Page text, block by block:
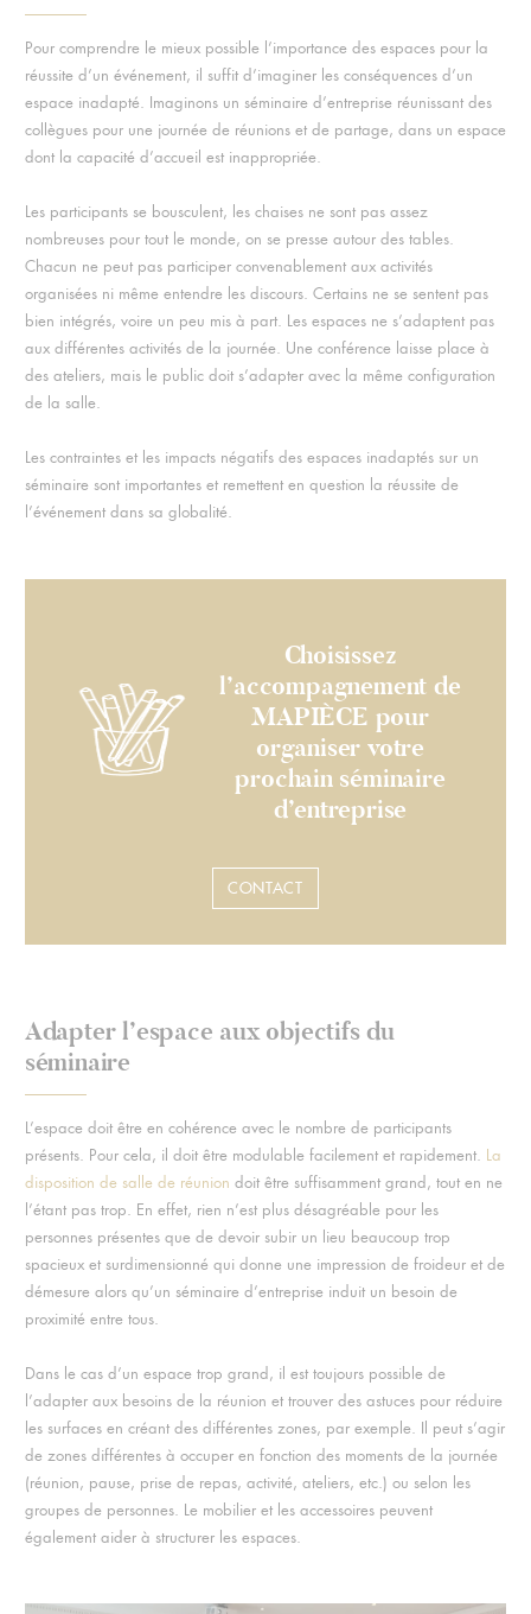
Pour comprendre le mieux possible l’importance des espaces pour la
réussite d’un événement, il suffit d’imaginer les conséquences d’un
espace inadapté. Imaginons un séminaire d’entreprise réunissant des
collègues pour une journée de réunions et de partage, dans un espace
dont la capacité d’accueil est inappropriée.
Les participants se bousculent, les chaises ne sont pas assez
nombreuses pour tout le monde, on se presse autour des tables.
Chacun ne peut pas participer convenablement aux activités
organisées ni même entendre les discours. Certains ne se sentent pas
bien intégrés, voire un peu mis à part. Les espaces ne s’adaptent pas
aux différentes activités de la journée. Une conférence laisse place à
des ateliers, mais le public doit s’adapter avec la même configuration
de la salle.
Les contraintes et les impacts négatifs des espaces inadaptés sur un
séminaire sont importantes et remettent en question la réussite de
l’événement dans sa globalité.
Choisissez
l’accompagnement de
MAPIÈCE pour
organiser votre
prochain séminaire
d’entreprise
CONTACT
Adapter l’espace aux objectifs du
séminaire
L’espace doit être en cohérence avec le nombre de participants
présents. Pour cela, il doit être modulable facilement et rapidement. La
disposition de salle de réunion doit être suffisamment grand, tout en ne
l’étant pas trop. En effet, rien n’est plus désagréable pour les
personnes présentes que de devoir subir un lieu beaucoup trop
spacieux et surdimensionné qui donne une impression de froideur et de
démesure alors qu’un séminaire d’entreprise induit un besoin de
proximité entre tous.
Dans le cas d’un espace trop grand, il est toujours possible de
l’adapter aux besoins de la réunion et trouver des astuces pour réduire
les surfaces en créant des différentes zones, par exemple. Il peut s’agir
de zones différentes à occuper en fonction des moments de la journée
(réunion, pause, prise de repas, activité, ateliers, etc.) ou selon les
groupes de personnes. Le mobilier et les accessoires peuvent
également aider à structurer les espaces.